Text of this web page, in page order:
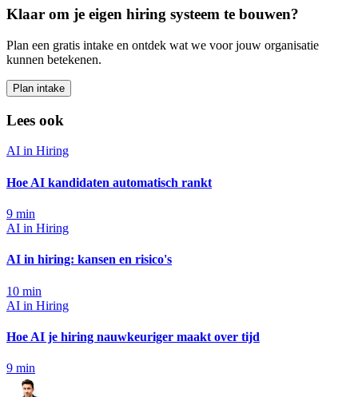
Klaar om je eigen hiring systeem te bouwen?
Plan een gratis intake en ontdek wat we voor jouw organisatie
kunnen betekenen.
Plan intake
Lees ook
AI in Hiring
Hoe AI kandidaten automatisch rankt
9 min
AI in Hiring
AI in hiring: kansen en risico's
10 min
AI in Hiring
Hoe AI je hiring nauwkeuriger maakt over tijd
9 min